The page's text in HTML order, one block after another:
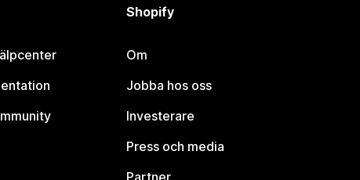
Shopify
Om
Jobba hos oss
Investerare
Press och media